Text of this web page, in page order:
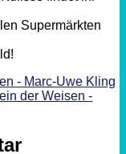
Supermärkten
- Marc-Uwe Kling
der Weisen -